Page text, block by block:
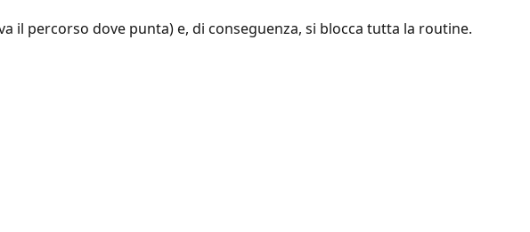
il percorso dove punta) e, di conseguenza, si blocca tutta la routine.